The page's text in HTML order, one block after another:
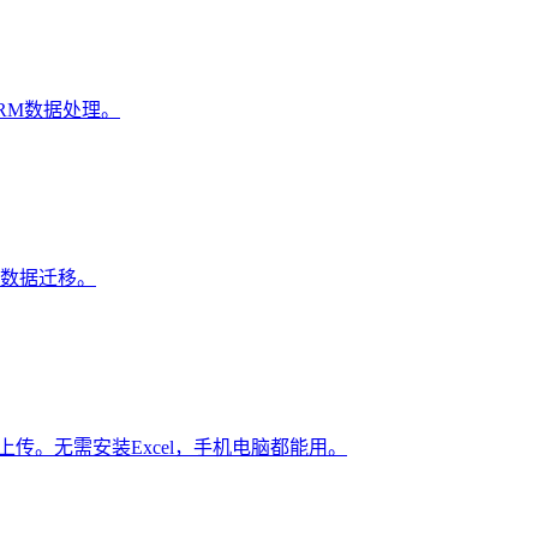
数据处理。
据迁移。
。无需安装Excel，手机电脑都能用。